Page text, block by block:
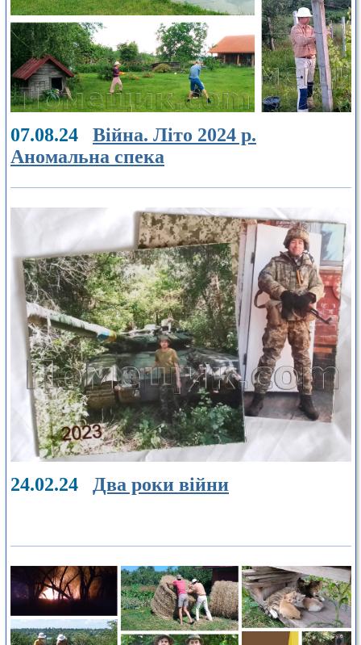
07.08.24 Війна. Літо 2024 р.
Аномальна спека
24.02.24 Два роки війни